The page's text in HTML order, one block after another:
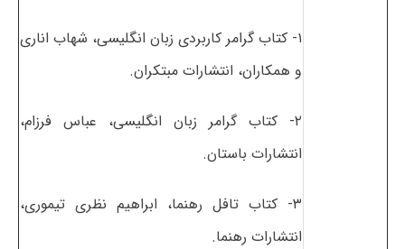
۱- کتاب گرامر کاربردی زبان انگلیسی، شهاب اناری
و همکاران، انتشارات مبتکران.
۲- کتاب گرامر زبان انگلیسی، عباس فرزام،
انتشارات باستان.
۳- کتاب تافل رهنما، ابراهیم نظری تیموری،
انتشارات رهنما.